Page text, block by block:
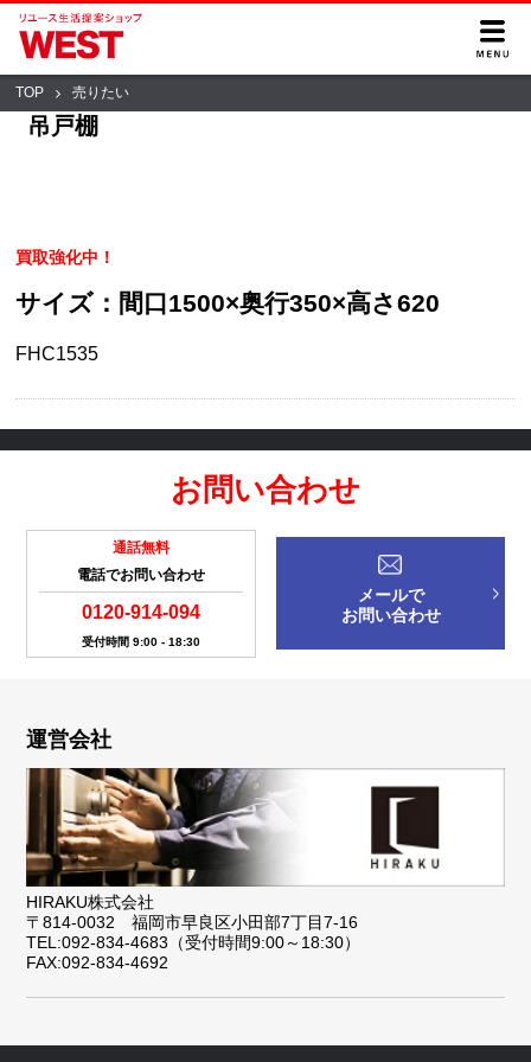
TOP 売りたい
吊戸棚
買取強化中！
サイズ：間口1500×奥行350×高さ620
FHC1535
お問い合わせ
通話無料
電話でお問い合わせ
0120-914-094
受付時間 9:00 - 18:30
メールで
お問い合わせ
運営会社
HIRAKU株式会社
〒814-0032 福岡市早良区小田部7丁目7-16
TEL:092-834-4683（受付時間9:00～18:30）
FAX:092-834-4692